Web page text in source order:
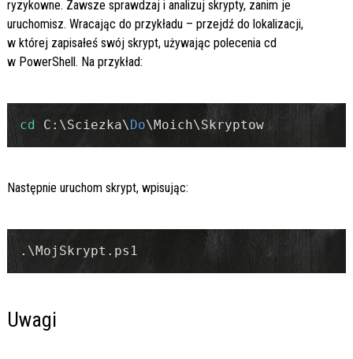
ryzykowne. Zawsze sprawdzaj i analizuj skrypty, zanim je
uruchomisz. Wracając do przykładu – przejdź do lokalizacji,
w której zapisałeś swój skrypt, używając polecenia cd
w PowerShell. Na przykład:
cd C:\Sciezka\ Do\Moich\Skryptow
Następnie uruchom skrypt, wpisując:
.\MojSkrypt.ps1
Uwagi